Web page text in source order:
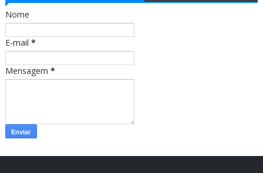
o
k
r
m
Nome
E-mail *
Mensagem *